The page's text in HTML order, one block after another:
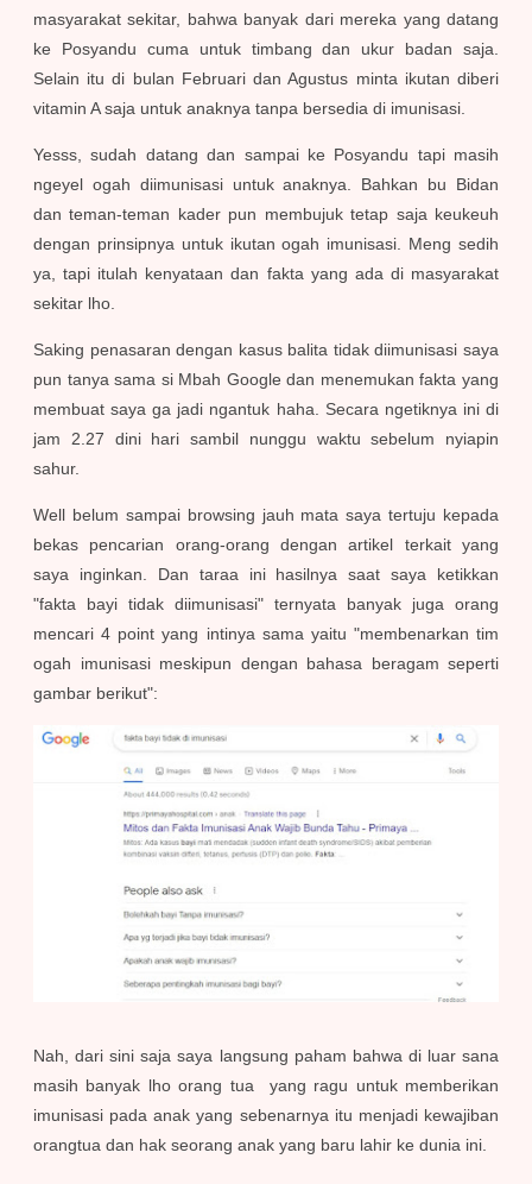
masyarakat sekitar, bahwa banyak dari mereka yang datang
ke Posyandu cuma untuk timbang dan ukur badan saja.
Selain itu di bulan Februari dan Agustus minta ikutan diberi
vitamin A saja untuk anaknya tanpa bersedia di imunisasi.
Yesss, sudah datang dan sampai ke Posyandu tapi masih
ngeyel ogah diimunisasi untuk anaknya. Bahkan bu Bidan
dan teman-teman kader pun membujuk tetap saja keukeuh
dengan prinsipnya untuk ikutan ogah imunisasi. Meng sedih
ya, tapi itulah kenyataan dan fakta yang ada di masyarakat
sekitar lho.
Saking penasaran dengan kasus balita tidak diimunisasi saya
pun tanya sama si Mbah Google dan menemukan fakta yang
membuat saya ga jadi ngantuk haha. Secara ngetiknya ini di
jam 2.27 dini hari sambil nunggu waktu sebelum nyiapin
sahur.
Well belum sampai browsing jauh mata saya tertuju kepada
bekas pencarian orang-orang dengan artikel terkait yang
saya inginkan. Dan taraa ini hasilnya saat saya ketikkan
"fakta bayi tidak diimunisasi" ternyata banyak juga orang
mencari 4 point yang intinya sama yaitu "membenarkan tim
ogah imunisasi meskipun dengan bahasa beragam seperti
gambar berikut":
Nah, dari sini saja saya langsung paham bahwa di luar sana
masih banyak lho orang tua yang ragu untuk memberikan
imunisasi pada anak yang sebenarnya itu menjadi kewajiban
orangtua dan hak seorang anak yang baru lahir ke dunia ini.